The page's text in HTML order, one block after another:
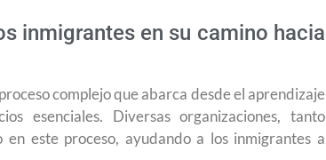
inmigrantes en su camino hacia
complejo que abarca desde el aprendizaje
esenciales. Diversas organizaciones, tanto
este proceso, ayudando a los inmigrantes a